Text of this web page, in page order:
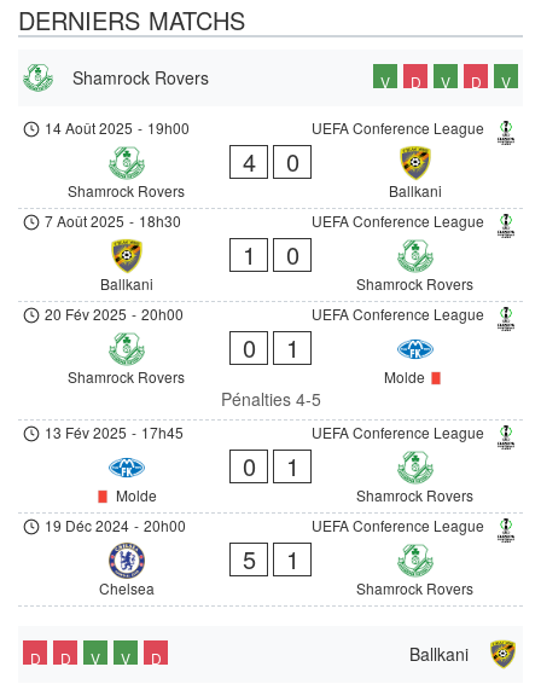
DERNIERS MATCHS
Shamrock Rovers V D V D V
UEFA Conference League
14 Août 2025 - 19h00
Shamrock Rovers
4 0
Ballkani
UEFA Conference League
7 Août 2025 - 18h30
Ballkani
1 0
Shamrock Rovers
UEFA Conference League
20 Fév 2025 - 20h00
Shamrock Rovers
0 1
Molde
Pénalties 4-5
UEFA Conference League
13 Fév 2025 - 17h45
Molde
0 1
Shamrock Rovers
UEFA Conference League
19 Déc 2024 - 20h00
Chelsea
5 1
Shamrock Rovers
Ballkani
D D V V D